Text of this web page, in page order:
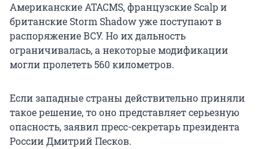
Американские ATACMS, французские Scalp и
британские Storm Shadow уже поступают в
распоряжение ВСУ. Но их дальность
ограничивалась, а некоторые модификации
могли пролететь560 километров.
Если западные страны действительно приняли
такое решение, то оно представляет серьезную
опасность, заявил пресс-секретарь президента
России Дмитрий Песков.